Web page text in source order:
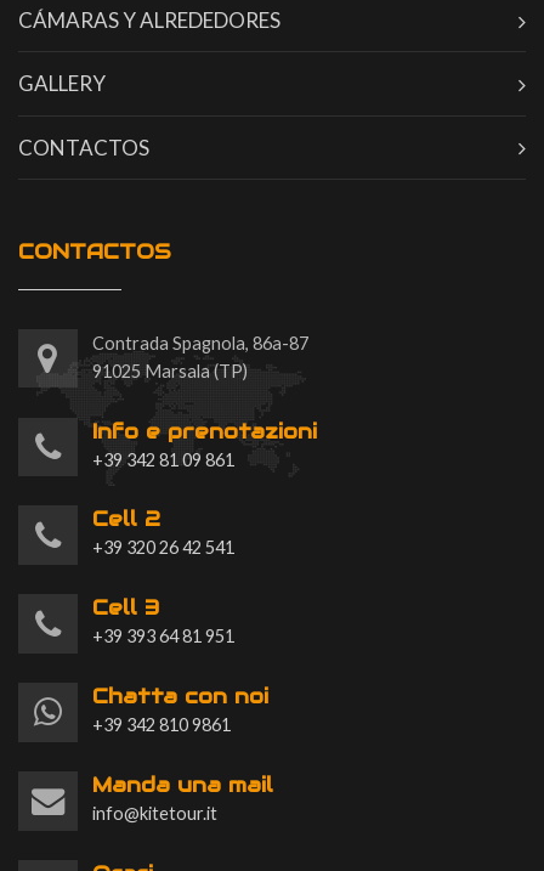
CÁMARAS Y ALREDEDORES
GALLERY
CONTACTOS
CONTACTOS
Contrada Spagnola, 86a-87
91025 Marsala (TP)
Info e prenotazioni
+39 342 81 09 861
Cell 2
+39 320 26 42 541
Cell 3
+39 393 64 81 951
Chatta con noi
+39 342 810 9861
Manda una mail
info@kitetour.it